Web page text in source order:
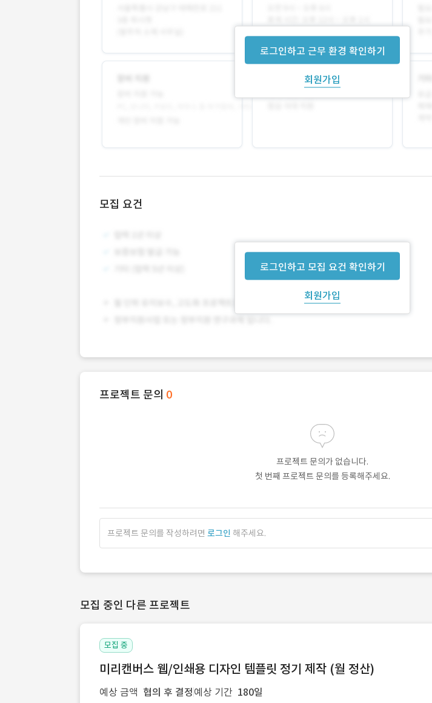
로그인하고 근무 환경 확인하기
회원가입
모집 요건
로그인하고 모집 요건 확인하기
회원가입
프로젝트 문의 0
프로젝트 문의가 없습니다.
첫 번째 프로젝트 문의를 등록해주세요.
프로젝트 문의를 작성하려면 로그인 해주세요.
모집 중인 다른 프로젝트
모집 중
미리캔버스 웹/인쇄용 디자인 템플릿 정기 제작 (월 정산)
예상 금액 협의 후 결정 예상 기간 180일